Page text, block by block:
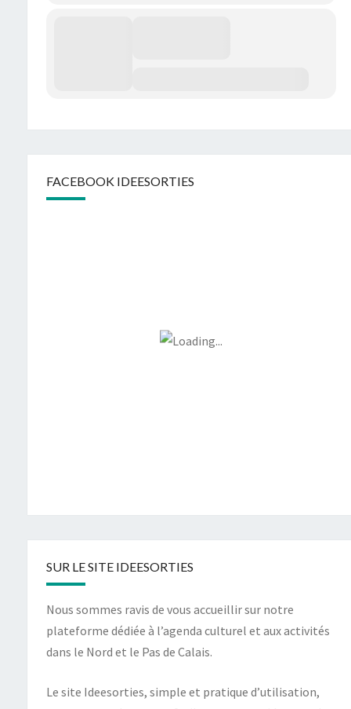
FACEBOOK IDEESORTIES
SUR LE SITE IDEESORTIES
Nous sommes ravis de vous accueillir sur notre
plateforme dédiée à l’agenda culturel et aux activités
dans le Nord et le Pas de Calais.
Le site Ideesorties, simple et pratique d’utilisation,